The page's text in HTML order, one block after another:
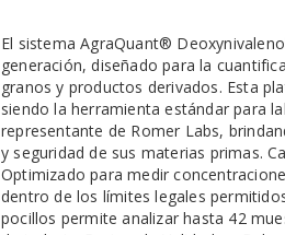
El sistema AgraQuant®
generación, diseñado para la
granos y productos derivados. Esta
siendo la herramienta estándar para
representante de Romer Labs,
y seguridad de sus materias primas.
Optimizado para medir
dentro de los límites legales
pocillos permite analizar hasta 42